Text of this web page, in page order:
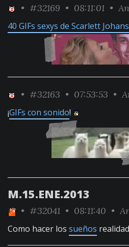
• #32169 • 08:11:01 •
40 GIFs sexys de Scarlett
• #32163 • 07:53:53 •
¡GIFs con sonido!
M.15.ENE.2013
• #32041 • 08:11:40 •
Como hacer los sueños